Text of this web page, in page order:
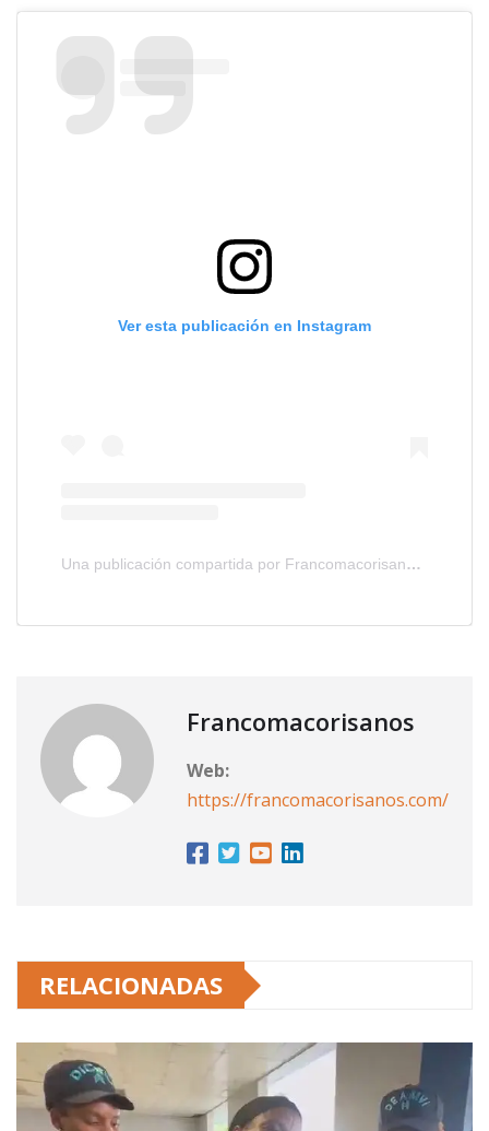
Ver esta publicación en Instagram
Una publicación compartida por Francomacorisanos.com (@francomacorisanos)
Francomacorisanos
Web:
https://francomacorisanos.com/
RELACIONADAS